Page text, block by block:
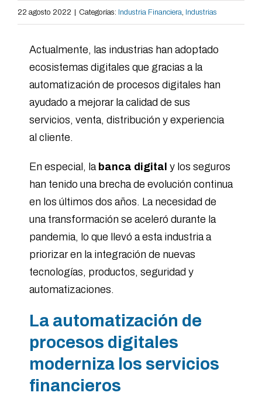
22 agosto 2022 Categorías: Industria Financiera, Industrias
Actualmente, las industrias han adoptado
ecosistemas digitales que gracias a la
automatización de procesos digitales han
ayudado a mejorar la calidad de sus
servicios, venta, distribución y experiencia
al cliente.
En especial, la banca digital y los seguros
han tenido una brecha de evolución continua
en los últimos dos años. La necesidad de
una transformación se aceleró durante la
pandemia, lo que llevó a esta industria a
priorizar en la integración de nuevas
tecnologías, productos, seguridad y
automatizaciones.
La automatización de
procesos digitales
moderniza los servicios
financieros